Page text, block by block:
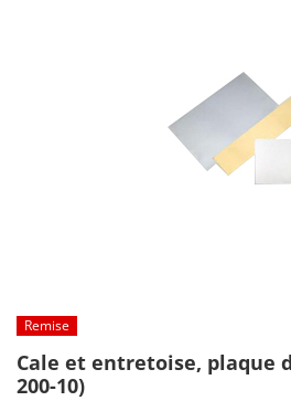
Remise
Cale et entretoise, plaque
200-10)